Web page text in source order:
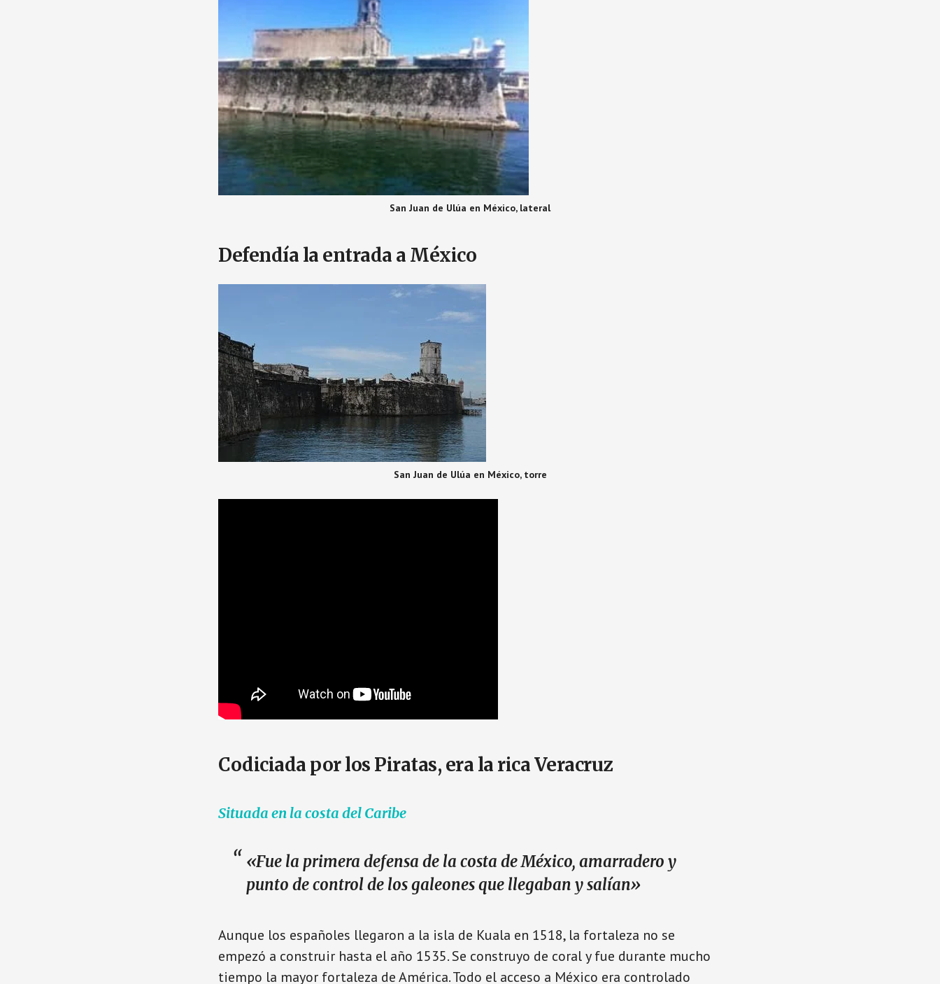
San Juan de Ulúa en México, lateral
Defendía la entrada a México
San Juan de Ulúa en México, torre
Codiciada por los Piratas, era la rica Veracruz
Situada en la costa del Caribe
«Fue la primera defensa de la costa de México, amarradero y
punto de control de los galeones que llegaban y salían»
Aunque los españoles llegaron a la isla de Kuala en 1518, la fortaleza no se
empezó a construir hasta el año 1535. Se construyo de coral y fue durante mucho
tiempo la mayor fortaleza de América. Todo el acceso a México era controlado